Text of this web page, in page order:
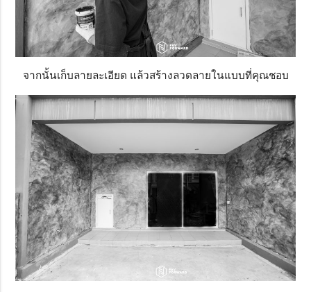
จากนั้นเก็บลายละเอียด แล้วสร้างลวดลายในแบบที่คุณชอบ